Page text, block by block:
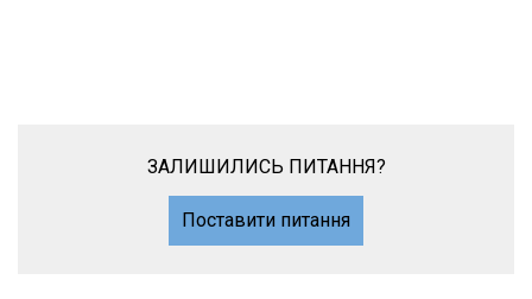
ЗАЛИШИЛИСЬ ПИТАННЯ?
Поставити питання